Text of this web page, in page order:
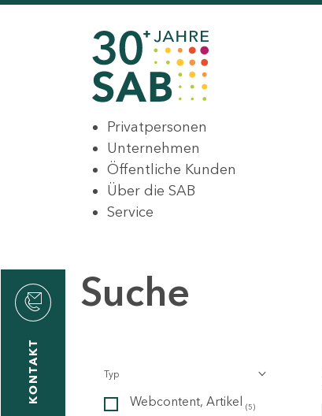
Privatpersonen
Unternehmen
Öffentliche Kunden
Über die SAB
Service
KONTAKT
Suche
Typ
Webcontent, Artikel (5)